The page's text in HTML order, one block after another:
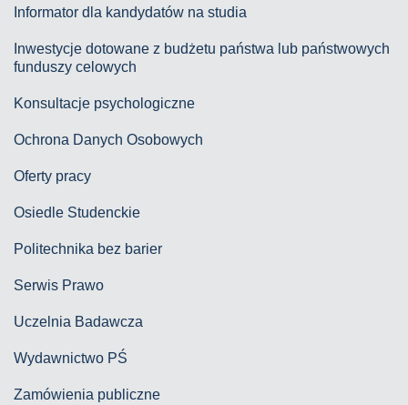
Informator dla kandydatów na studia
Inwestycje dotowane z budżetu państwa lub państwowych
funduszy celowych
Konsultacje psychologiczne
Ochrona Danych Osobowych
Oferty pracy
Osiedle Studenckie
Politechnika bez barier
Serwis Prawo
Uczelnia Badawcza
Wydawnictwo PŚ
Zamówienia publiczne